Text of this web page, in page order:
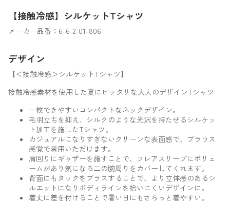
【接触冷感】シルケットTシャツ
メーカー品番：6-6-2-01-806
デザイン
【＜接触冷感＞シルケットTシャツ】
接触冷感素材を使用した夏にピッタリな大人のデザインTシャツ
一枚できやすいコンパクトなネックデザイン。
毛羽立ちを抑え、シルクのような光沢を持たせるシルケッ
ト加工を施したTシャツ。
カジュアルになりすぎないクリーンな表面感で、ブラウス
感覚で着用いただけます。
肩回りにギャザーを施すことで、フレアスリーブにボリュ
ームがあり気になる二の腕周りをカバーしてくれます。
背面にもタックをプラスすることで、より立体感のあるシ
ルエットになりボディラインを拾いにくいデザインに。
着丈に差を付けることで暑い日にもさらっと着やすい。